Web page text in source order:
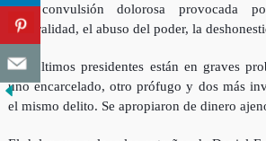
una convulsión dolorosa provocada
inmoralidad, el abuso del poder, la
Los últimos presidentes están en graves
uno encarcelado, otro prófugo y dos más
el mismo delito. Se apropiaron de dinero